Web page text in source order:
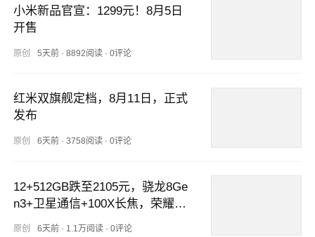
小米新品官宣：1299元！8月5日
开售
原创 5天前· 8892阅读· 0评论
红米双旗舰定档，8月11日，正式
发布
原创 6天前· 3758阅读· 0评论
12+512GB跌至2105元，骁龙8Ge
n3+卫星通信+100X长焦，荣耀清
原创 6天前· 1.1万阅读· 0评论